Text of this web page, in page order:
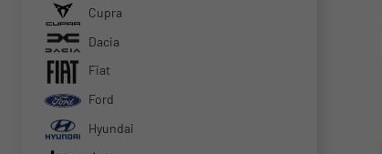
Cupra
Dacia
Fiat
Ford
Hyundai